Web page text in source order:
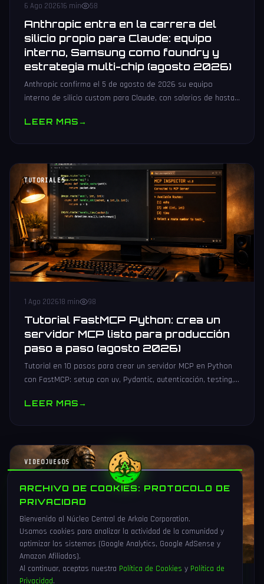
6 Ago 202616 min 58
Anthropic entra en la carrera del
silicio propio para Claude: equipo
interno, Samsung como foundry y
estrategia multi-chip (agosto 2026)
Anthropic confirma el 5 de agosto de 2026 su equipo
interno de silicio custom para Claude, con salarios de hasta
estrategia multi-chip.
LEER MAS→
TUTORIALES
1 Ago 202618 min 98
Tutorial FastMCP Python: crea un
servidor MCP listo para producción
paso a paso (agosto 2026)
Tutorial en 10 pasos para crear un servidor MCP en Python
con FastMCP: setup con uv, Pydantic, autenticación, testing,
LEER MAS→
VIDEOJUEGOS
ARCHIVO DE COOKIES: PROTOCOLO DE
PRIVACIDAD
Bienvenido al Núcleo Central de Arkaia Corporation.
Usamos cookies para analizar la actividad de la comunidad y
optimizar los sistemas (Google Analytics, Google AdSense y
Amazon Afiliados).
Al continuar, aceptas nuestra Política de Cookies y Política de
Privacidad.